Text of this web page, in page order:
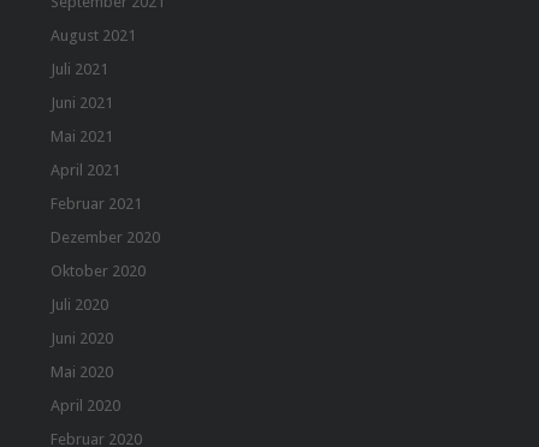
August 2021
Juli 2021
Juni 2021
Mai 2021
April 2021
Februar 2021
Dezember 2020
Oktober 2020
Juli 2020
Juni 2020
Mai 2020
April 2020
Februar 2020